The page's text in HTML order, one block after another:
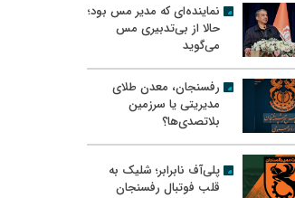
نماینده‌ای که مدیر مس بود؛
حالا از بی‌تدبیری مس
می‌گوید
رفسنجان، معدن طلای
مدیریتی یا سرزمین
بلاتصدی‌ها؟
پلی‌آف نابرابر؛ شلیک به
قلب فوتبال رفسنجان